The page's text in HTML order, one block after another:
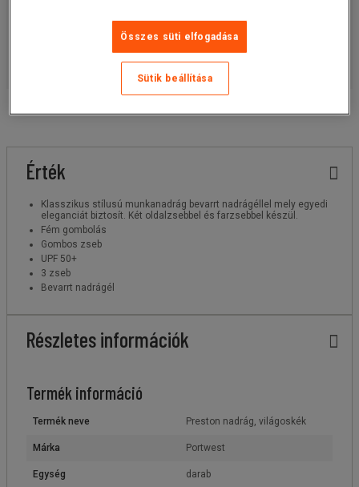
Ez a termék jelenleg nem elérhető.
Ajánlatkérés
Érték
Klasszikus stílusú munkanadrág bevarrt nadrágéllel mely egyedi
eleganciát biztosít. Két oldalzsebbel és farzsebbel készül.
Fém gombolás
Gombos zseb
UPF 50+
3 zseb
Bevarrt nadrágél
Részletes információk
Termék információ
Termék neve Preston nadrág, világoskék
Márka Portwest
Egység darab
Összes süti elfogadása
Sütik beállítása